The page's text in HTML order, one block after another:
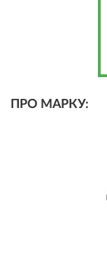
ПРО МАРКУ: